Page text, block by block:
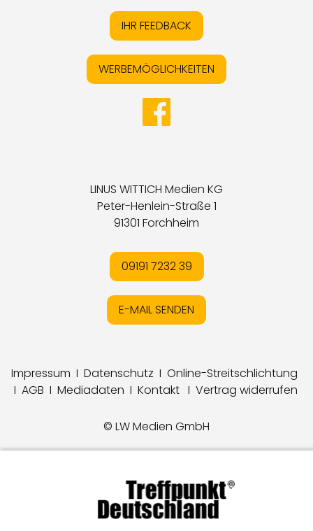
IHR FEEDBACK
WERBEMÖGLICHKEITEN
LINUS WITTICH Medien KG
Peter-Henlein-Straße 1
91301 Forchheim
09191 7232 39
E-MAIL SENDEN
Impressum I Datenschutz I Online-Streitschlichtung
I AGB I Mediadaten I Kontakt I Vertrag widerrufen
© LW Medien GmbH